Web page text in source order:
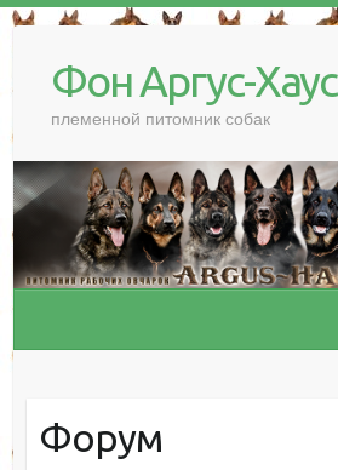
Фон Аргус-Хаус
племенной питомник собак
Форум